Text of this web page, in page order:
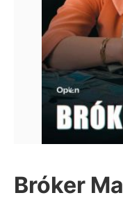
Bróker